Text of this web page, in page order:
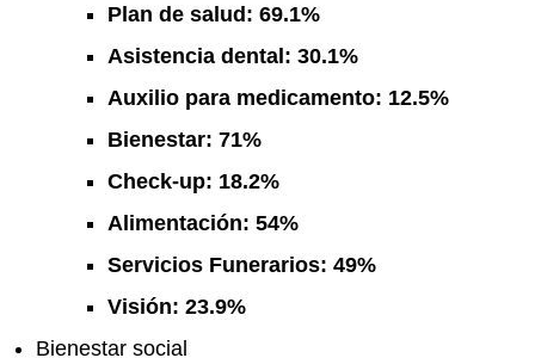
Plan de salud: 69.1%
Asistencia dental: 30.1%
Auxilio para medicamento: 12.5%
Bienestar: 71%
Check-up: 18.2%
Alimentación: 54%
Servicios Funerarios: 49%
Visión: 23.9%
Bienestar social